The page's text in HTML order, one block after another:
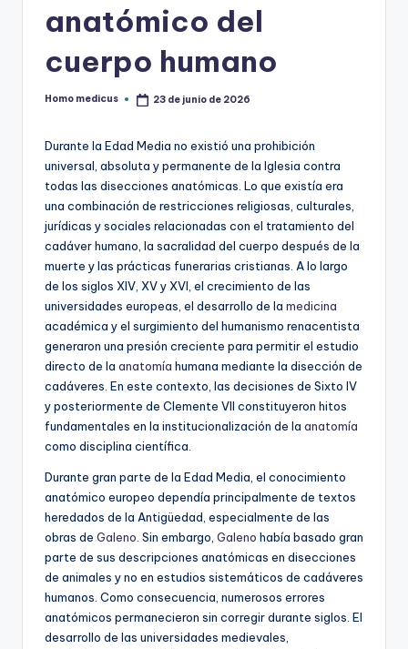
anatómico del
cuerpo humano
Publicado
Homo medicus 23 de junio de 2026
Durante la Edad Media no existió una prohibición
universal, absoluta y permanente de la Iglesia contra
todas las disecciones anatómicas. Lo que existía era
una combinación de restricciones religiosas, culturales,
jurídicas y sociales relacionadas con el tratamiento del
cadáver humano, la sacralidad del cuerpo después de la
muerte y las prácticas funerarias cristianas. A lo largo
de los siglos XIV, XV y XVI, el crecimiento de las
universidades europeas, el desarrollo de la medicina
académica y el surgimiento del humanismo renacentista
generaron una presión creciente para permitir el estudio
directo de la anatomía humana mediante la disección de
cadáveres. En este contexto, las decisiones de Sixto IV
y posteriormente de Clemente VII constituyeron hitos
fundamentales en la institucionalización de la anatomía
como disciplina científica.
Durante gran parte de la Edad Media, el conocimiento
anatómico europeo dependía principalmente de textos
heredados de la Antigüedad, especialmente de las
obras de Galeno . Sin embargo, Galeno había basado gran
parte de sus descripciones anatómicas en disecciones
de animales y no en estudios sistemáticos de cadáveres
humanos. Como consecuencia, numerosos errores
anatómicos permanecieron sin corregir durante siglos. El
desarrollo de las universidades medievales,